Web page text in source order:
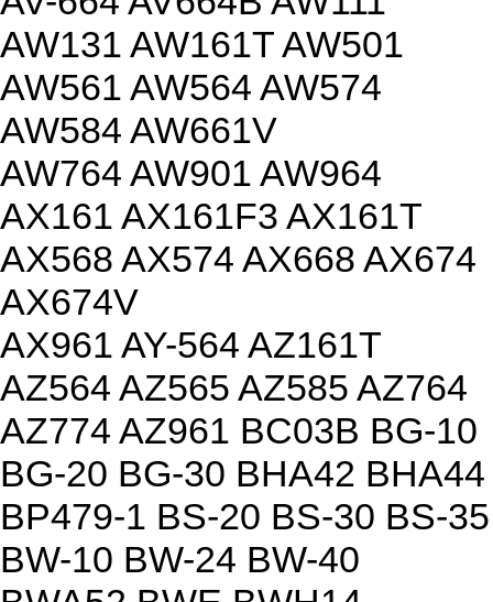
AW131 AW161T AW501
AW561 AW564 AW574
AW584 AW661V
AW764 AW901 AW964
AX161 AX161F3 AX161T
AX568 AX574 AX668 AX674
AX674V
AX961 AY-564 AZ161T
AZ564 AZ565 AZ585 AZ764
AZ774 AZ961 BC03B BG-10
BG-20 BG-30 BHA42 BHA44
BP479-1 BS-20 BS-30 BS-35
BW-10 BW-24 BW-40